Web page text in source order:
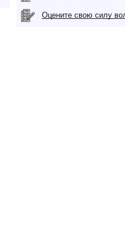
Оцените свою силу